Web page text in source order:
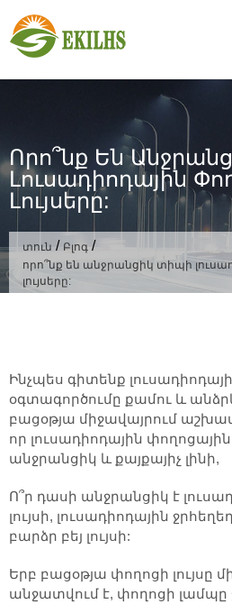
Որո՞նք Են
Լուսադիոդային
Լույսերը:
տուն / Բլոգ /
որո՞նք են անջրանցիկ տիպի
լույսերը:
Ինչպես գիտենք
օգտագործումը քամու և
բացօթյա միջավայրում
որ լուսադիոդային փողոցային
անջրանցիկ և քայքայիչ լինի,
Ո՞ր դասի անջրանցիկ է
լույսի, լուսադիոդային
բարձր բեյ լույսի:
Երբ բացօթյա փողոցի լույսը
անջատվում է, փողոցի լամպը